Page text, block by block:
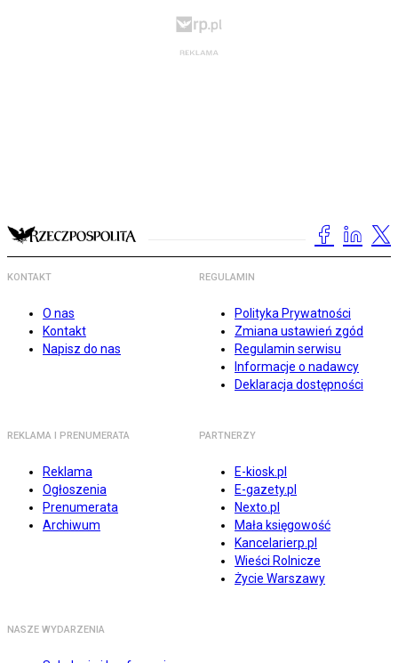
KONTAKT
O nas
Kontakt
Napisz do nas
REGULAMIN
Polityka Prywatności
Zmiana ustawień zgód
Regulamin serwisu
Informacje o nadawcy
Deklaracja dostępności
REKLAMA I PRENUMERATA
Reklama
Ogłoszenia
Prenumerata
Archiwum
PARTNERZY
E-kiosk.pl
E-gazety.pl
Nexto.pl
Mała księgowość
Kancelarierp.pl
Wieści Rolnicze
Życie Warszawy
NASZE WYDARZENIA